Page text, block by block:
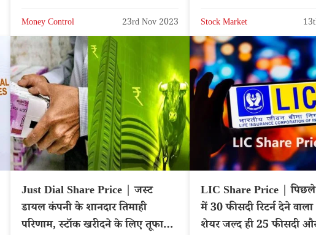
Money Control 23rd Nov 2023 Stock Market
Just Dial Share Price | जस्ट
डायल कंपनी के शानदार तिमाही
परिणाम, स्टॉक खरीदने के लिए तूफानी
LIC Share Price |
में 30 फीसदी रिटर्न देने
शेयर जल्द ही 25 फीसदी और